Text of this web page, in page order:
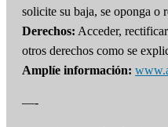
solicite su baja, se oponga o
Derechos: Acceder,
otros derechos como se
Amplíe información:
—-